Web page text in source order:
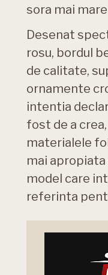
sora mai
Desenat
rosu, bordul
de calitate,
ornamente
intentia
fost de a
materialele
mai apropiata
model care
referinta